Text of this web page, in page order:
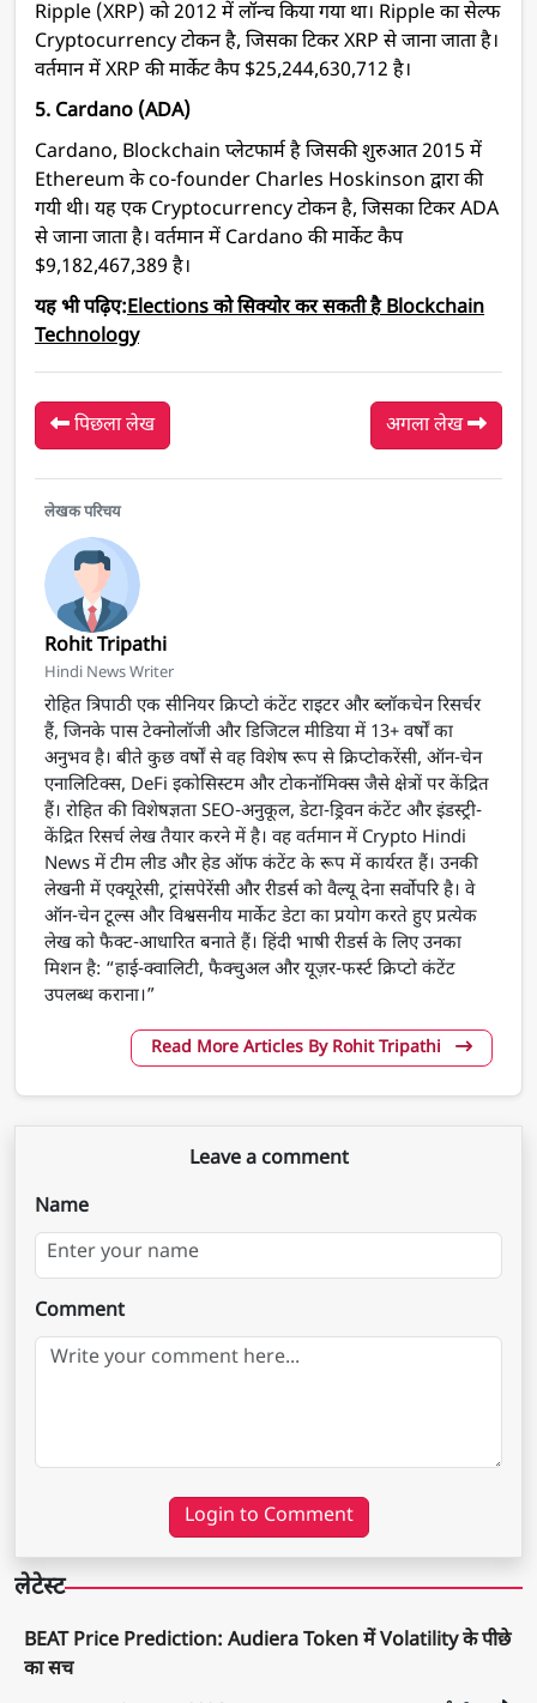
Ripple (XRP) को 2012 में लॉन्च किया गया था। Ripple का सेल्फ
Cryptocurrency टोकन है, जिसका टिकर XRP से जाना जाता है।
वर्तमान में XRP की मार्केट कैप$25,244,630,712 है।
5. Cardano (ADA)
Cardano, Blockchain प्लेटफार्म है जिसकी शुरुआत 2015 में
Ethereum के co-founder Charles Hoskinson द्वारा की
गयी थी। यह एकCryptocurrency टोकन है, जिसका टिकर ADA
से जाना जाता है। वर्तमान में Cardano की मार्केट कैप
$9,182,467,389 है।
यह भी पढ़िए:Elections को सिक्योर कर सकती है Blockchain
Technology
पिछला लेख अगला लेख
लेखक परिचय
Rohit Tripathi
Hindi News Writer
रोहित त्रिपाठी एक सीनियर क्रिप्टो कंटेंट राइटर और ब्लॉकचेन रिसर्चर
हैं, जिनके पास टेक्नोलॉजी और डिजिटल मीडिया में 13+ वर्षों का
अनुभव है। बीते कुछ वर्षों से वह विशेष रूप से क्रिप्टोकरेंसी, ऑन-चेन
एनालिटिक्स, DeFi इकोसिस्टम और टोकनॉमिक्स जैसे क्षेत्रों पर केंद्रित
हैं। रोहित की विशेषज्ञता SEO-अनुकूल, डेटा-ड्रिवन कंटेंट और इंडस्ट्री-
केंद्रित रिसर्च लेख तैयार करने में है। वह वर्तमान में Crypto Hindi
News में टीम लीड और हेड ऑफ कंटेंट के रूप में कार्यरत हैं। उनकी
लेखनी में एक्यूरेसी, ट्रांसपेरेंसी और रीडर्स को वैल्यू देना सर्वोपरि है। वे
ऑन-चेन टूल्स और विश्वसनीय मार्केट डेटा का प्रयोग करते हुए प्रत्येक
लेख को फैक्ट-आधारित बनाते हैं। हिंदी भाषी रीडर्स के लिए उनका
मिशन है: “हाई-क्वालिटी, फैक्चुअल और यूज़र-फर्स्ट क्रिप्टो कंटेंट
उपलब्ध कराना।”
Read More Articles By Rohit Tripathi
Leave a comment
Name
Comment
Login to Comment
लेटेस्ट
BEAT Price Prediction: Audiera Token में Volatility के पीछे
का सच